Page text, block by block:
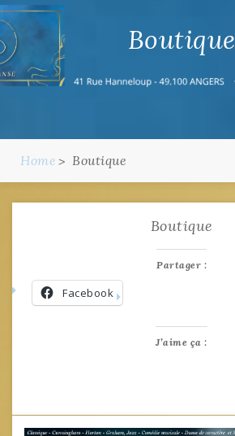
Boutique
Home Boutique
Boutique
Partager :
Facebook
J’aime ça :